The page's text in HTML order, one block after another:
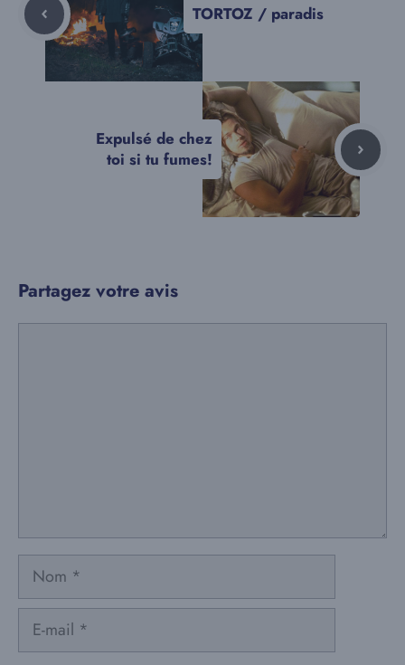
TORTOZ / paradis
Expulsé de chez
toi si tu fumes!
Partagez votre avis
Nom